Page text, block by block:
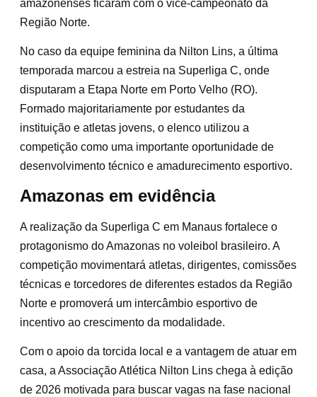
amazonenses ficaram com o vice-campeonato da
Região Norte.
No caso da equipe feminina da Nilton Lins, a última
temporada marcou a estreia na Superliga C, onde
disputaram a Etapa Norte em Porto Velho (RO).
Formado majoritariamente por estudantes da
instituição e atletas jovens, o elenco utilizou a
competição como uma importante oportunidade de
desenvolvimento técnico e amadurecimento esportivo.
Amazonas em evidência
A realização da Superliga C em Manaus fortalece o
protagonismo do Amazonas no voleibol brasileiro. A
competição movimentará atletas, dirigentes, comissões
técnicas e torcedores de diferentes estados da Região
Norte e promoverá um intercâmbio esportivo de
incentivo ao crescimento da modalidade.
Com o apoio da torcida local e a vantagem de atuar em
casa, a Associação Atlética Nilton Lins chega à edição
de 2026 motivada para buscar vagas na fase nacional